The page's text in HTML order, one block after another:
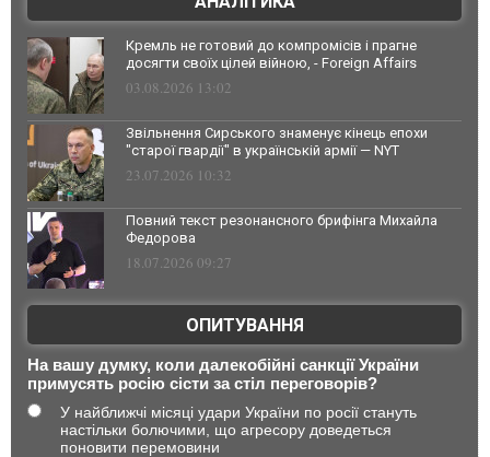
Кремль не готовий до компромісів і прагне
досягти своїх цілей війною, - Foreign Affairs
03.08.2026 13:02
Звільнення Сирського знаменує кінець епохи
"старої гвардії" в українській армії — NYT
23.07.2026 10:32
Повний текст резонансного брифінга Михайла
Федорова
18.07.2026 09:27
ОПИТУВАННЯ
На вашу думку, коли далекобійні санкції України
примусять росію сісти за стіл переговорів?
У найближчі місяці удари України по росії стануть
настільки болючими, що агресору доведеться
поновити перемовини